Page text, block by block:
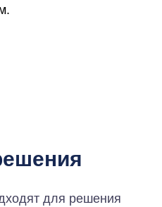
для решения